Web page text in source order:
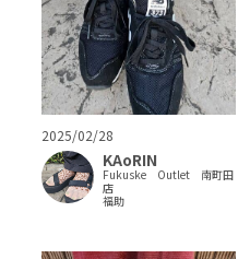
2025/02/28
KAoRIN
Fukuske Outlet 南町田
店
福助